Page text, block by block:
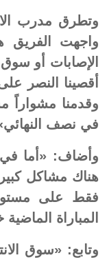
وتطرق مدرب
واجهت الفريق
الإصابات أو
أقصينا النصر
وقدمنا مشواراً
في نصف
وأضاف: «أما في
هناك مشاكل
فقط على مستوى
المباراة
وتابع: «سوق